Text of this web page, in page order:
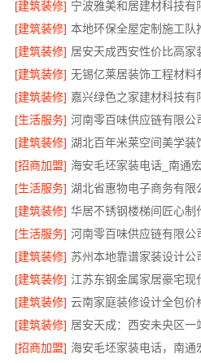
[建筑装修]
[建筑装修]
[建筑装修] 居安天成西安性价比高家
[建筑装修] 无锡亿莱居装饰工程材
[建筑装修]
[生活服务]
[建筑装修]
[招商加盟] 海安毛坯家装电话_南通
[生活服务] 湖北省惠物电子商务有
[建筑装修] 华居不锈钢楼梯间匠心制
[生活服务] 河南零百味供应链有限
[建筑装修]
[建筑装修] 江苏东钢金属家居豪宅现
[建筑装修]
[建筑装修] 居安天成：西安未央区
[招商加盟]